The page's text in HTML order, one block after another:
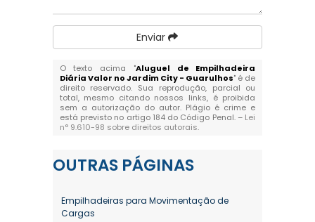
Enviar
O texto acima "Aluguel de Empilhadeira
Diária Valor no Jardim City - Guarulhos" é de
direito reservado. Sua reprodução, parcial ou
total, mesmo citando nossos links, é proibida
sem a autorização do autor. Plágio é crime e
está previsto no artigo 184 do Código Penal. – Lei
n° 9.610-98 sobre direitos autorais.
OUTRAS PÁGINAS
Empilhadeiras para Movimentação de
Cargas